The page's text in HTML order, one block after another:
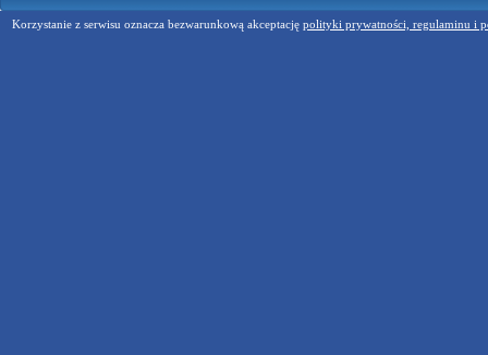
Korzystanie z serwisu oznacza bezwarunkową akceptację polityki prywatności, regulaminu i